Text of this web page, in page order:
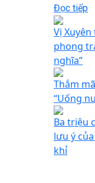
Đọc tiếp
Vị
phong
nghĩa”
Thắm
“Uống
Ba triệu
lưu ý
khỉ